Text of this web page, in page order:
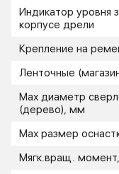
Индикатор уровня
корпусе дрели
Крепление на
Ленточные
Мах диаметр
(дерево), мм
Мах размер
Мягк.вращ.